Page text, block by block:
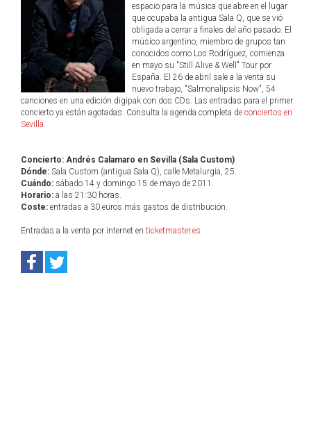
espacio para la música que abre en el lugar
que ocupaba la antigua Sala Q, que se vió
obligada a cerrar a finales del año pasado. El
músico argentino, miembro de grupos tan
conocidos como Los Rodríguez, comienza
en mayo su "Still Alive & Well" Tour por
España. El 26 de abril sale a la venta su
nuevo trabajo, "Salmonalipsis Now", 54
canciones en una edición digipak con dos CDs. Las entradas para el primer
concierto ya están agotadas. Consulta la agenda completa de conciertos en
Sevilla.
Concierto: Andrés Calamaro en Sevilla (Sala Custom)
Dónde: Sala Custom (antigua Sala Q), calle Metalurgia, 25.
Cuándo: sábado 14 y domingo 15 de mayo de 2011.
Horario: a las 21:30 horas.
Coste: entradas a 30 euros más gastos de distribución.
Entradas a la venta por internet en ticketmaster.es